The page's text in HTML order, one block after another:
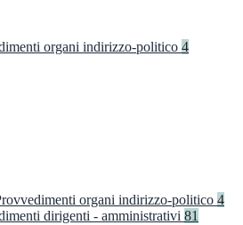
organi indirizzo-politico 4
organi indirizzo-politico 4
dirigenti - amministrativi 81